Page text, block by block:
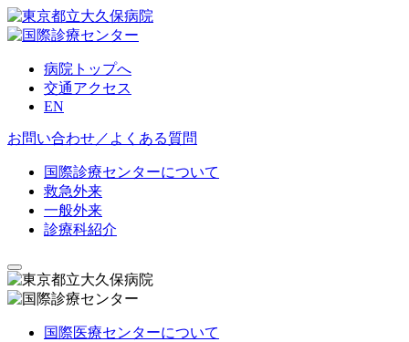
病院トップへ
交通アクセス
EN
お問い合わせ／よくある質問
国際診療センターについて
救急外来
一般外来
診療科紹介
国際医療センターについて